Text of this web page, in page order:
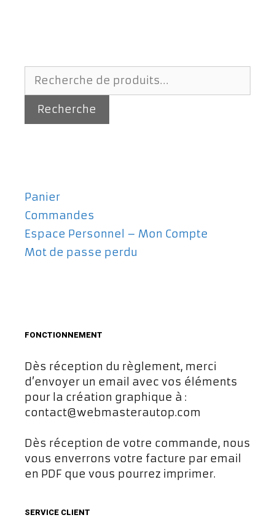
Recherche
pour :
Recherche
Panier
Commandes
Espace Personnel – Mon Compte
Mot de passe perdu
FONCTIONNEMENT
Dès réception du règlement, merci
d’envoyer un email avec vos éléments
pour la création graphique à :
contact@webmasterautop.com
Dès réception de votre commande, nous
vous enverrons votre facture par email
en PDF que vous pourrez imprimer.
SERVICE CLIENT